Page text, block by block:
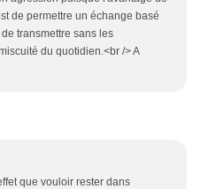
de permettre un échange basé
transmettre sans les
du quotidien.<br /> A
que vouloir rester dans